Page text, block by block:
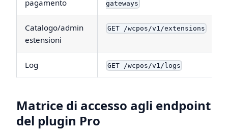
pagamento
gateways
Catalogo/admin
estensioni
GET /wcpos/v1/extensions
Log GET /wcpos/v1/logs
Matrice di accesso agli endpoint
del plugin Pro